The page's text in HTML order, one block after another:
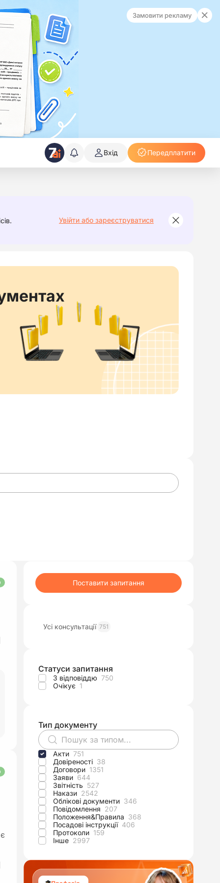
Замовити рекламу
Вхід Передплатити
Увійти або зареєструватися
Поставити запитання
Усі консультації 751
Статуси запитання
З відповіддю 750
Очікує 1
Тип документу
Акти 751
Довіреності 38
Договори 1351
Заяви 644
Звітність 527
Накази 2542
Облікові документи 346
Повідомлення 207
Положення&Правила 368
Посадові інструкції 406
Протоколи 159
Інше 2997